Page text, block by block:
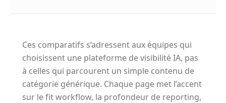
Ces comparatifs s’adressent aux équipes qui
choisissent une plateforme de visibilité IA, pas
à celles qui parcourent un simple contenu de
catégorie générique. Chaque page met l’accent
sur le fit workflow, la profondeur de reporting,